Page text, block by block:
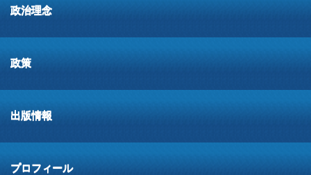
政治理念
政策
出版情報
プロフィール